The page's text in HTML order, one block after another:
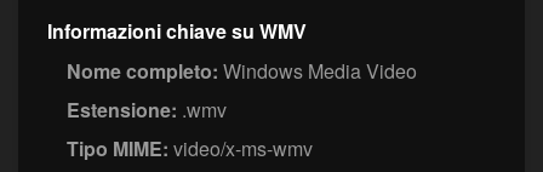
Informazioni chiave su WMV
Nome completo: Windows Media Video
Estensione: .wmv
Tipo MIME: video/x-ms-wmv